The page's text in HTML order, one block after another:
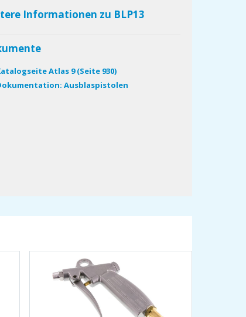
Informationen zu BLP13
Atlas 9 (Seite 930)
Ausblaspistolen